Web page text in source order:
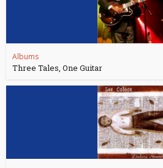
Albums
Three Tales, One Guitar